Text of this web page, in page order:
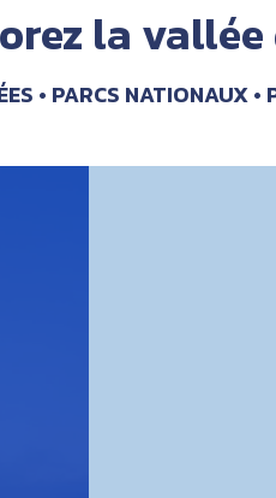
la vallée
PARCS NATIONAUX